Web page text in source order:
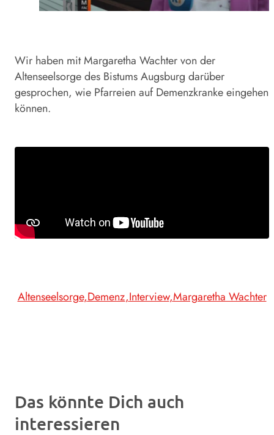
Wir haben mit Margaretha Wachter von der
Altenseelsorge des Bistums Augsburg darüber
gesprochen, wie Pfarreien auf Demenzkranke eingehen
können.
Altenseelsorge Demenz Interview Margaretha Wachter
Das könnte Dich auch
interessieren